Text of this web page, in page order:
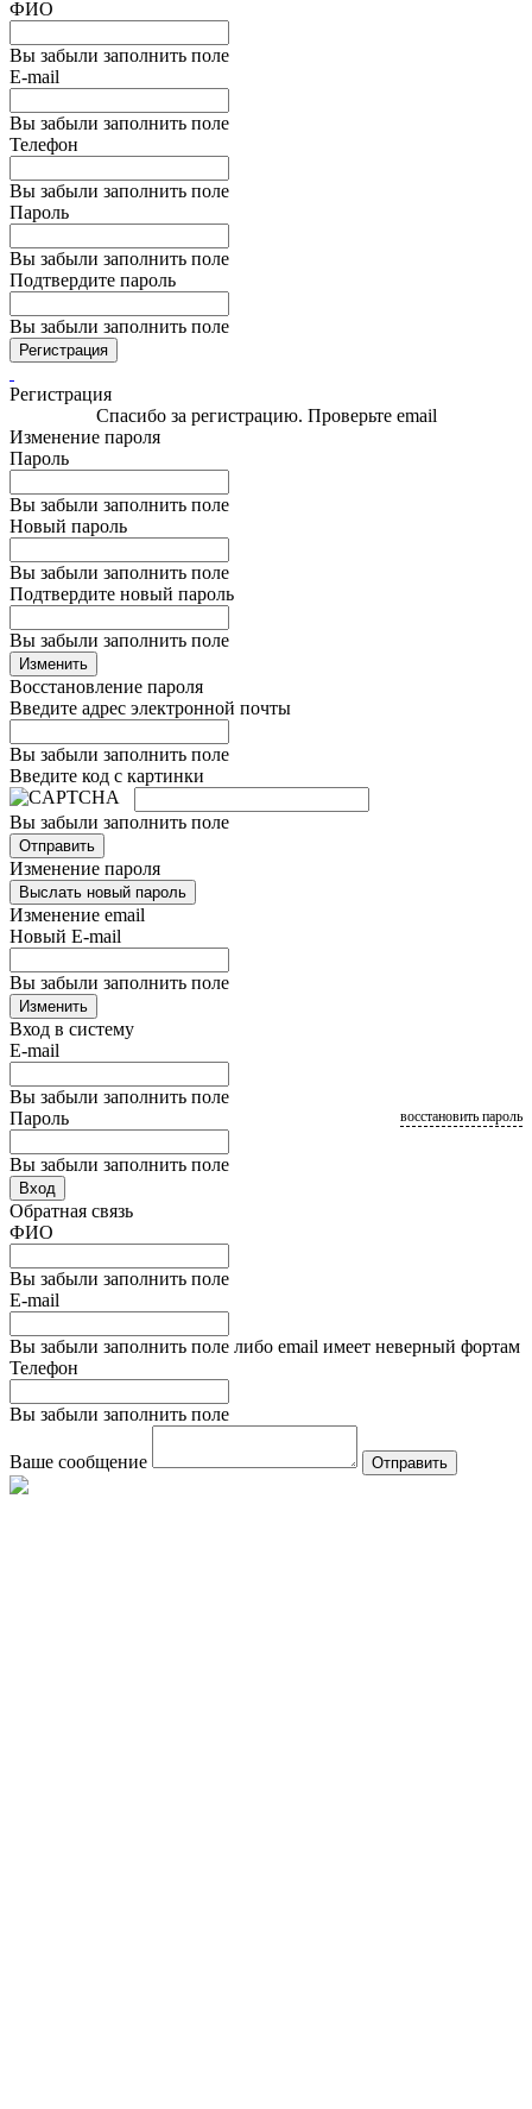
ФИО
Вы забыли заполнить поле
E-mail
Вы забыли заполнить поле
Телефон
Вы забыли заполнить поле
Пароль
Вы забыли заполнить поле
Подтвердите пароль
Вы забыли заполнить поле
Регистрация
Регистрация
Спасибо за регистрацию. Проверьте email
Изменение пароля
Пароль
Вы забыли заполнить поле
Новый пароль
Вы забыли заполнить поле
Подтвердите новый пароль
Вы забыли заполнить поле
Изменить
Восстановление пароля
Введите адрес электронной почты
Вы забыли заполнить поле
Введите код с картинки
Вы забыли заполнить поле
Отправить
Изменение пароля
Выслать новый пароль
Изменение email
Новый E-mail
Вы забыли заполнить поле
Изменить
Вход в систему
E-mail
Вы забыли заполнить поле
Пароль
Вы забыли заполнить поле
восстановить пароль
Вход
Обратная связь
ФИО
Вы забыли заполнить поле
E-mail
Вы забыли заполнить поле либо email имеет неверный фортам
Телефон
Вы забыли заполнить поле
Ваше сообщение Отправить